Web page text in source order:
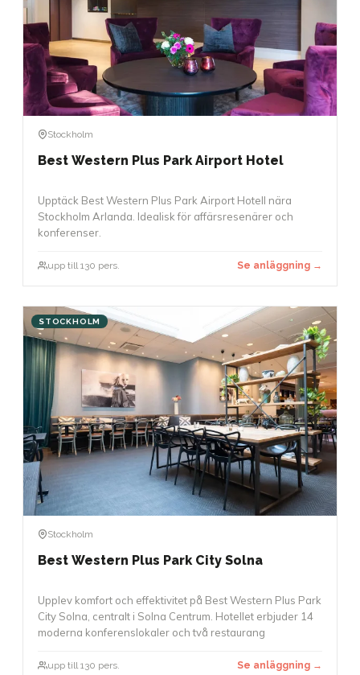
Stockholm
Best Western Plus Park Airport Hotel
Upptäck Best Western Plus Park Airport Hotell nära
Stockholm Arlanda. Idealisk för affärsresenärer och
konferenser.
upp till 130 pers. Se anläggning →
STOCKHOLM
Stockholm
Best Western Plus Park City Solna
Upplev komfort och effektivitet på Best Western Plus Park
City Solna, centralt i Solna Centrum. Hotellet erbjuder 14
moderna konferenslokaler och två restaurang
upp till 130 pers. Se anläggning →